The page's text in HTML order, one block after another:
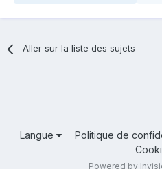
Aller sur la liste des sujets
Langue Politique de
Powered by